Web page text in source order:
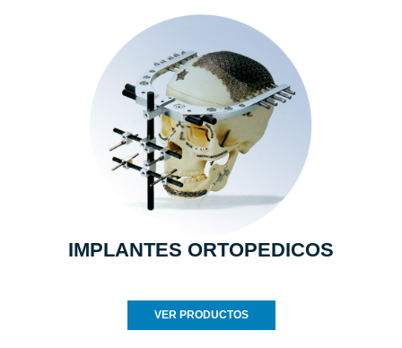
IMPLANTES ORTOPEDICOS
VER PRODUCTOS